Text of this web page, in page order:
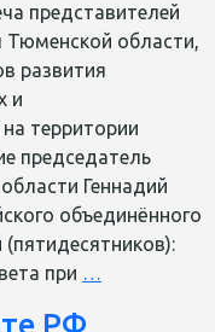
представителей
области,
развития
и
территории
председатель
Геннадий
объединённого
при …
РФ